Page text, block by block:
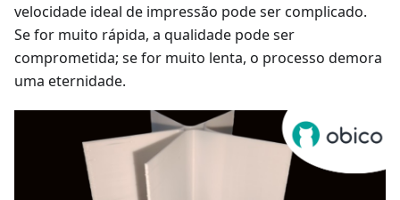
velocidade ideal de impressão pode ser complicado.
Se for muito rápida, a qualidade pode ser
comprometida; se for muito lenta, o processo demora
uma eternidade.